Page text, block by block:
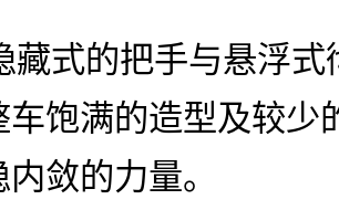
藏式的把手与悬浮
车饱满的造型及较少
敛的力量。